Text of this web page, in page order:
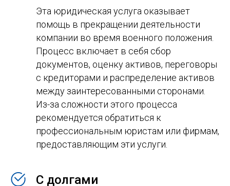
Эта юридическая услуга оказывает
помощь в прекращении деятельности
компании во время военного положения.
Процесс включает в себя сбор
документов, оценку активов, переговоры
с кредиторами и распределение активов
между заинтересованными сторонами.
Из-за сложности этого процесса
рекомендуется обратиться к
профессиональным юристам или фирмам,
предоставляющим эти услуги.
С долгами